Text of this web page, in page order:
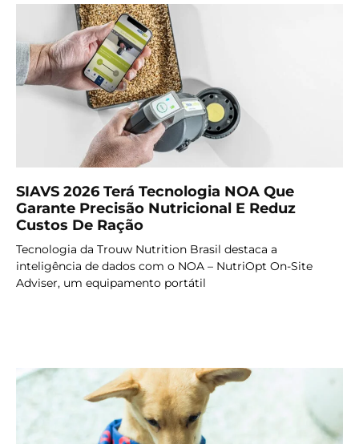
SIAVS 2026 Terá Tecnologia NOA Que
Garante Precisão Nutricional E Reduz
Custos De Ração
Tecnologia da Trouw Nutrition Brasil destaca a
inteligência de dados com o NOA – NutriOpt On-Site
Adviser, um equipamento portátil